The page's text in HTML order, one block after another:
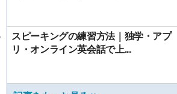
スピーキングの練習方法｜独学・アプ
リ・オンライン英会話で上...